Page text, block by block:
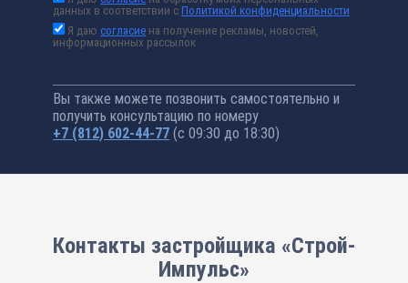
данных в соответствии сПолитикой конфиденциальности
Я даюсогласие на получение рекламы, новостей,
информационных рассылок
Вы также можете позвонить самостоятельно и
получить консультацию по номеру
+7 (812) 602-44-77 (с 09:30 до 18:30)
Контакты застройщика «Строй-
Импульс»